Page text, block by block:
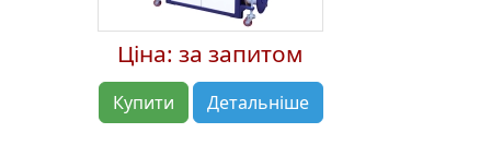
Ціна: за запитом
Купити Детальніше